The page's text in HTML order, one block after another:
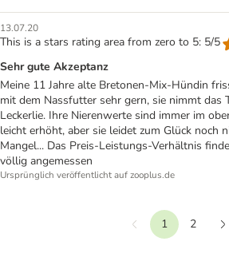
13.07.20
This is a stars rating area from zero to 5: 5/5
Sehr gute Akzeptanz
Meine 11 Jahre alte Bretonen-Mix-Hündin
mit dem Nassfutter sehr gern, sie nimmt das
Leckerlie. Ihre Nierenwerte sind immer im
leicht erhöht, aber sie leidet zum Glück noch
Mangel... Das Preis-Leistungs-Verhältnis
völlig angemessen
Ursprünglich veröffentlicht auf zooplus.de
Vorherige
1
2